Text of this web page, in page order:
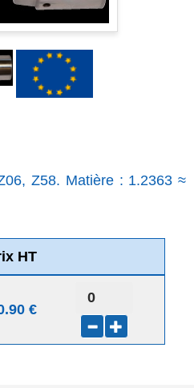
Z58. Matière : 1.2363 ≈
HT
€